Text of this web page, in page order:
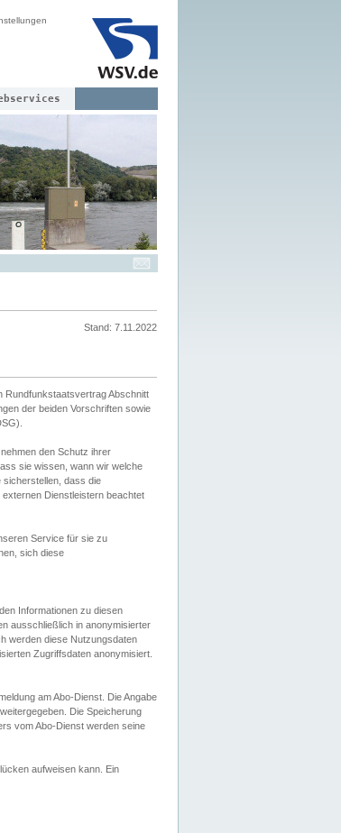
Stand: 7.11.2022
Rundfunkstaatsvertrag Abschnitt
der beiden Vorschriften sowie
den Schutz ihrer
sie wissen, wann wir welche
sicherstellen, dass die
Dienstleistern beachtet
Service für sie zu
sich diese
Informationen zu diesen
ausschließlich in anonymisierter
werden diese Nutzungsdaten
Zugriffsdaten anonymisiert.
am Abo-Dienst. Die Angabe
Die Speicherung
vom Abo-Dienst werden seine
aufweisen kann. Ein